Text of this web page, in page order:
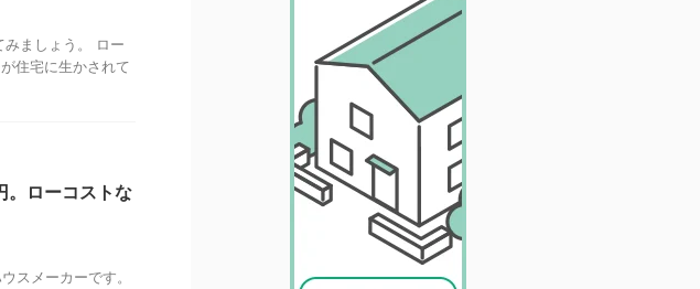
ましょう。 ロー
住宅に生かされて
。ローコストな
スメーカーです。